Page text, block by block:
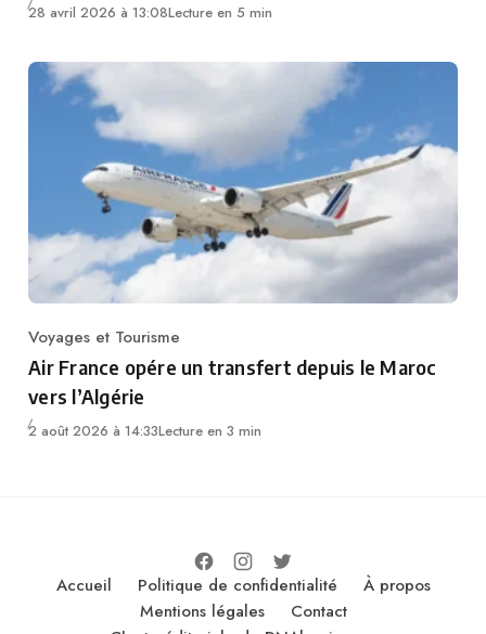
28 avril 2026 à 13:08Lecture en 5 min
Category
Voyages et Tourisme
Air France opére un transfert depuis le Maroc
vers l’Algérie
2 août 2026 à 14:33Lecture en 3 min
Accueil Politique de confidentialité
À propos
Mentions légales
Contact